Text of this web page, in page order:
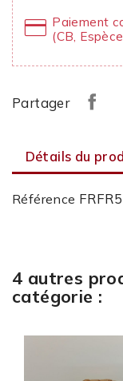
credit_card Paiement
(CB,
Partager
Détails du
Référence
4 autres
catégorie :